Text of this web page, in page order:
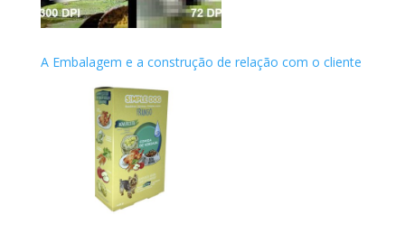
A Embalagem e a construção de relação com o cliente